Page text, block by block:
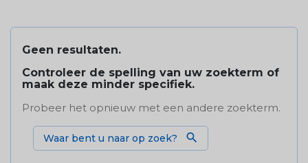
Geen resultaten.
Controleer de spelling van uw zoekterm of
maak deze minder specifiek.
Probeer het opnieuw met een andere zoekterm.
